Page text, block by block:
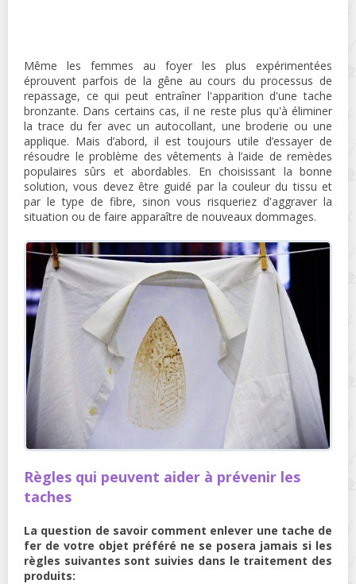
Même les femmes au foyer les plus expérimentées
éprouvent parfois de la gêne au cours du processus de
repassage, ce qui peut entraîner l'apparition d'une tache
bronzante. Dans certains cas, il ne reste plus qu'à éliminer
la trace du fer avec un autocollant, une broderie ou une
applique. Mais d’abord, il est toujours utile d’essayer de
résoudre le problème des vêtements à l’aide de remèdes
populaires sûrs et abordables. En choisissant la bonne
solution, vous devez être guidé par la couleur du tissu et
par le type de fibre, sinon vous risqueriez d'aggraver la
situation ou de faire apparaître de nouveaux dommages.
Règles qui peuvent aider à prévenir les
taches
La question de savoir comment enlever une tache de
fer de votre objet préféré ne se posera jamais si les
règles suivantes sont suivies dans le traitement des
produits: